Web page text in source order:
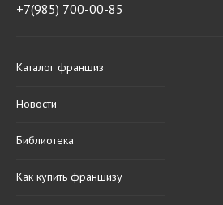
+7(985) 700-00-85
Каталог франшиз
Новости
Библиотека
Как купить франшизу